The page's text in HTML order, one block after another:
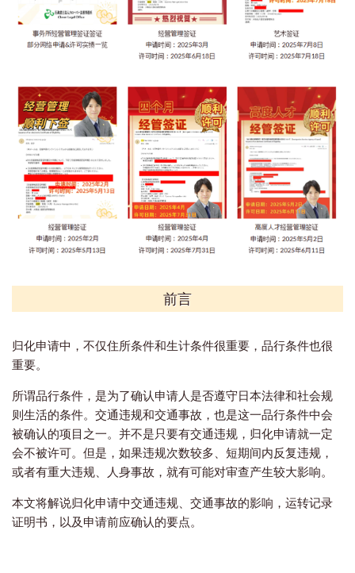
前言
归化申请中，不仅住所条件和生计条件很重要，品行条件也很
重要。
所谓品行条件，是为了确认申请人是否遵守日本法律和社会规
则生活的条件。交通违规和交通事故，也是这一品行条件中会
被确认的项目之一。并不是只要有交通违规，归化申请就一定
会不被许可。但是，如果违规次数较多、短期间内反复违规，
或者有重大违规、人身事故，就有可能对审查产生较大影响。
本文将解说归化申请中交通违规、交通事故的影响，运转记录
证明书，以及申请前应确认的要点。